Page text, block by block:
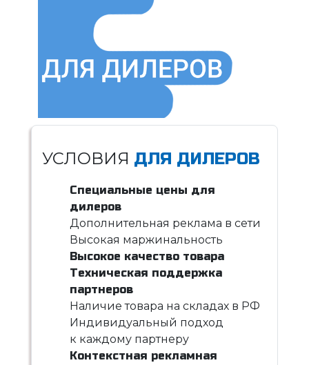
УСЛОВИЯ ДЛЯ ДИЛЕРОВ
Специальные цены для
дилеров
Дополнительная реклама в сети
Высокая маржинальность
Высокое качество товара
Техническая поддержка
партнеров
Наличие товара на складах в РФ
Индивидуальный подход
к каждому партнеру
Контекстная рекламная